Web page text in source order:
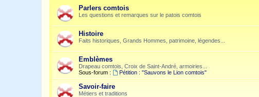
Parlers comtois
Les questions et remarques sur le patois comtois
Histoire
Faits historiques, Grands Hommes, patrimoine, légendes...
Emblèmes
Drapeau comtois, Croix de Saint-André, armoiries...
Sous-forum :
Pétition : "Sauvons le Lion comtois"
Savoir-faire
Métiers et traditions